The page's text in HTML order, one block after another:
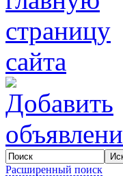
Расширенный поиск